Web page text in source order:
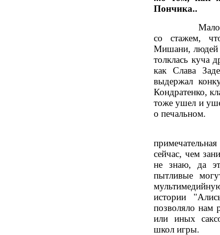
Пончика..
Мало кто
со стажем,
Мишани, людей
толклась куча
как Слава
выдержал
Кондратенко,
тоже ушел и
о печальном.
сейчас, чем
не знаю, да
пытливые
истории
позволяло нам
или иных
школ игры.